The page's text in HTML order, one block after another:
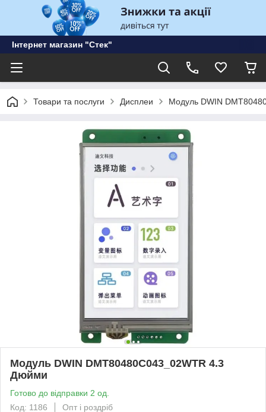
Інтернет магазин "Стек"
Товари та послуги Дисплеи Модуль DWIN
Модуль DWIN DMT80480C043_02WTR 4.3
Дюйми
Готово до відправки 2 од.
Код: 1186
Опт і роздріб